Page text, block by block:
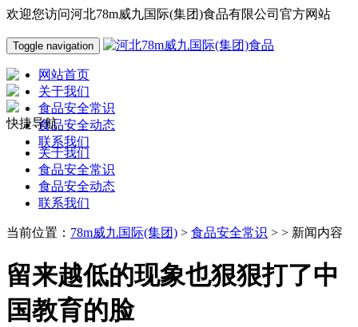
欢迎您访问河北78m威九国际(集团)食品有限公司官方网站
Toggle navigation
网站首页
关于我们
食品安全常识
食品安全动态
联系我们
快捷导航
关于我们
食品安全常识
食品安全动态
联系我们
当前位置： 78m威九国际(集团) > 食品安全常识 > > 新闻内容
留来越低的现象也狠狠打了中
国教育的脸